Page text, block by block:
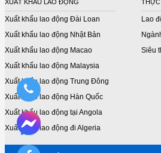
XUẤT KHẨU LAO ĐỘNG
Xuất khẩu lao động Đài Loan
Xuất khẩu lao động Nhật Bản
Xuất khẩu lao động Macao
Xuất khẩu lao động Malaysia
Xuất khẩu lao động Trung Đông
Xuất khẩu lao động Hàn Quốc
Xuất khẩu lao động tại Angola
Xuất khẩu lao động đi Algeria
THỰC
Lao
Siêu